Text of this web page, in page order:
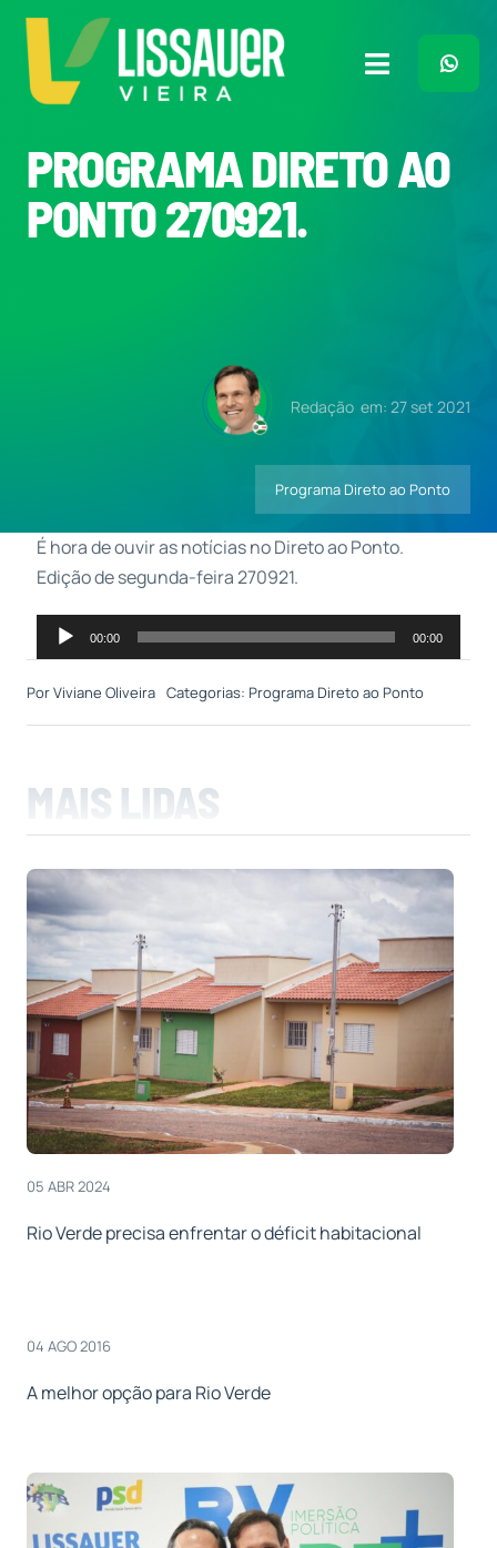
para
conteúdo
Toggle
Plano de Governo
Contatos
PROGRAMA DIRETO AO
PONTO 270921.
Redação em: 27 set 2021
Programa Direto ao Ponto
É hora de ouvir as notícias no Direto ao Ponto.
Edição de segunda-feira 270921.
Tocador
de
áudio
00:00 00:00
PorViviane Oliveira Categorias: Programa Direto ao Ponto
MAIS LIDAS
05 ABR 2024
Rio Verde precisa enfrentar o déficit habitacional
04 AGO 2016
A melhor opção para Rio Verde